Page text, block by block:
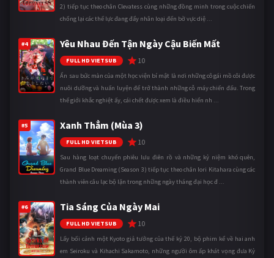
2) tiếp tục theo chân Clevatess cùng những đồng minh trong cuộc chiến
chống lại các thế lực đang đẩy nhân loại đến bờ vực diệ ...
#4 Yêu Nhau Đến Tận Ngày Cậu Biến Mất
FULL HD VIETSUB 10
Ẩn sau bức màn của một học viện bí mật là nơi những cô gái mồ côi được
nuôi dưỡng và huấn luyện để trở thành những cỗ máy chiến đấu. Trong
thế giới khắc nghiệt ấy, cái chết được xem là điều hiển nh ...
#5 Xanh Thẳm (Mùa 3)
FULL HD VIETSUB 10
Sau hàng loạt chuyến phiêu lưu điên rồ và những kỷ niệm khó quên,
Grand Blue Dreaming (Season 3) tiếp tục theo chân Iori Kitahara cùng các
thành viên câu lạc bộ lặn trong những ngày tháng đại học đ ...
#6 Tia Sáng Của Ngày Mai
FULL HD VIETSUB 10
Lấy bối cảnh một Kyoto giả tưởng của thế kỷ 20, bộ phim kể về hai anh
em Seiroku và Kihachi Sakamoto, những người ôm ấp khát vọng đưa Kỷ